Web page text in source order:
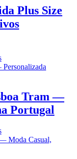
página
de
producto
variantes.
Las
opciones
en
la
producto
Plus Size
Este
producto
variantes.
Las
opciones
pueden
elegir
en
Tram —
Portugal
Este
producto